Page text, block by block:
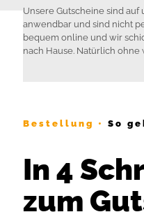
Unsere Gutscheine sind
anwendbar und sind nicht
bequem online und wir
nach Hause. Natürlich
Bestellung • So
In 4
zum